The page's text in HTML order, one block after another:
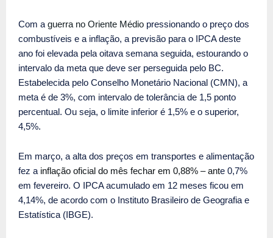
Com a guerra no Oriente Médio pressionando o preço dos
combustíveis e a inflação, a previsão para o IPCA deste
ano foi elevada pela oitava semana seguida, estourando o
intervalo da meta que deve ser perseguida pelo BC.
Estabelecida pelo Conselho Monetário Nacional (CMN), a
meta é de 3%, com intervalo de tolerância de 1,5 ponto
percentual. Ou seja, o limite inferior é 1,5% e o superior,
4,5%.
Em março, a alta dos preços em transportes e alimentação
fez a inflação oficial do mês fechar em 0,88% – ante 0,7%
em fevereiro. O IPCA acumulado em 12 meses ficou em
4,14%, de acordo com o Instituto Brasileiro de Geografia e
Estatística (IBGE).